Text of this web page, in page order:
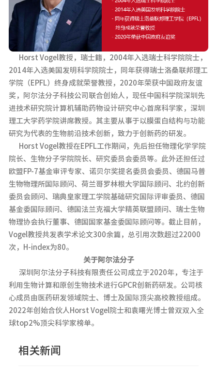
Horst Vogel教授，瑞士籍，2004年入选瑞士科学院院士，
2014年入选美国发明科学院院士，同年获得瑞士洛桑联邦理工
学院（EPFL）终身成就荣誉教授，2020年荣获中国政府友谊
奖，阿尔法分子科技公司联合创始人，现任中国科学院深圳先
进技术研究院计算机辅助药物设计研究中心首席科学家，深圳
理工大学药学院讲席教授。其主要从事于以膜蛋白结构与功能
研究为代表的生物前沿技术创新，致力于创新药的研发。
Horst Vogel教授在EPFL工作期间，先后担任物理化学学院
院长、生物分子学院院长、研究委员会委员等。此外还担任过
欧盟FP-7基金审评专家、诺贝尔奖提名委员会委员、德国马普
生物物理所国际顾问、荷兰哥罗林根大学国际顾问、北约创新
委员会顾问、瑞典皇家理工学院基础研究国际评审委员、德国
基金委国际顾问、德国法兰克福大学精英联盟顾问、瑞士生物
物理协会执行董事、德国国家基金委国际顾问等。截止目前，
Vogel教授共发表学术论文300余篇，总引用次数超过22000
次，H-index为80。
关于阿尔法分子
深圳阿尔法分子科技有限责任公司成立于2020年，专注于
利用生物计算和原创生物技术进行GPCR创新药研发。公司核
心成员由医药研发领域院士、博士及国际顶尖高校教授组成。
2022年创始合伙人Horst Vogel院士和袁曙光博士曾双双入全
球top2%顶尖科学家榜单。
相关新闻